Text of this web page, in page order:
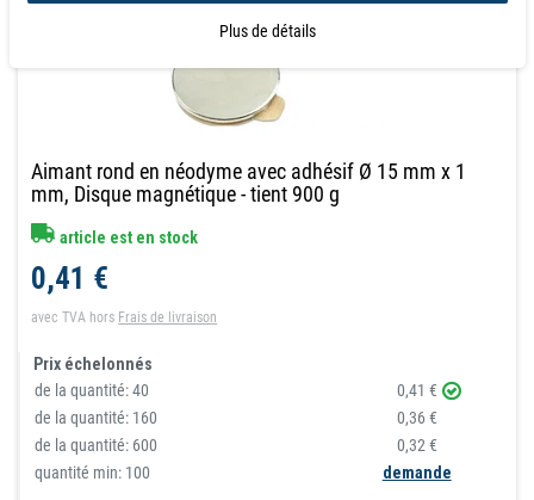
Aimant rond en néodyme avec adhésif Ø 15 mm x 1
mm, Disque magnétique - tient 900 g
article est en stock
0,41 €
avec TVA hors Frais de livraison
Prix échelonnés
de la quantité:40
0,41 €
de la quantité: 160
0,36 €
de la quantité: 600
0,32 €
quantité min: 100
demande
Plus de détails